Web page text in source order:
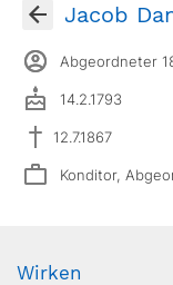
Jacob
Abgeordneter
14.2.1793
12.7.1867
Konditor,
Wirken